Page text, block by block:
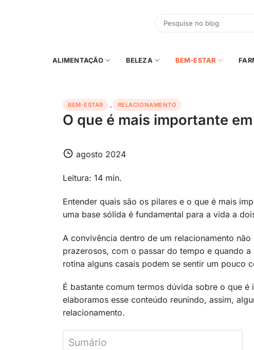
ALIMENTAÇÃO BELEZA BEM-ESTAR
BEM-ESTAR , RELACIONAMENTO
O que é mais importante
agosto 2024
Leitura: 14 min.
Entender quais são os pilares e o que é mais
uma base sólida é fundamental para a vida a
A convivência dentro de um relacionamento
prazerosos, com o passar do tempo e quando
rotina alguns casais podem se sentir um pouco
É bastante comum termos dúvida sobre o que
elaboramos esse conteúdo reunindo, assim,
relacionamento.
Sumário